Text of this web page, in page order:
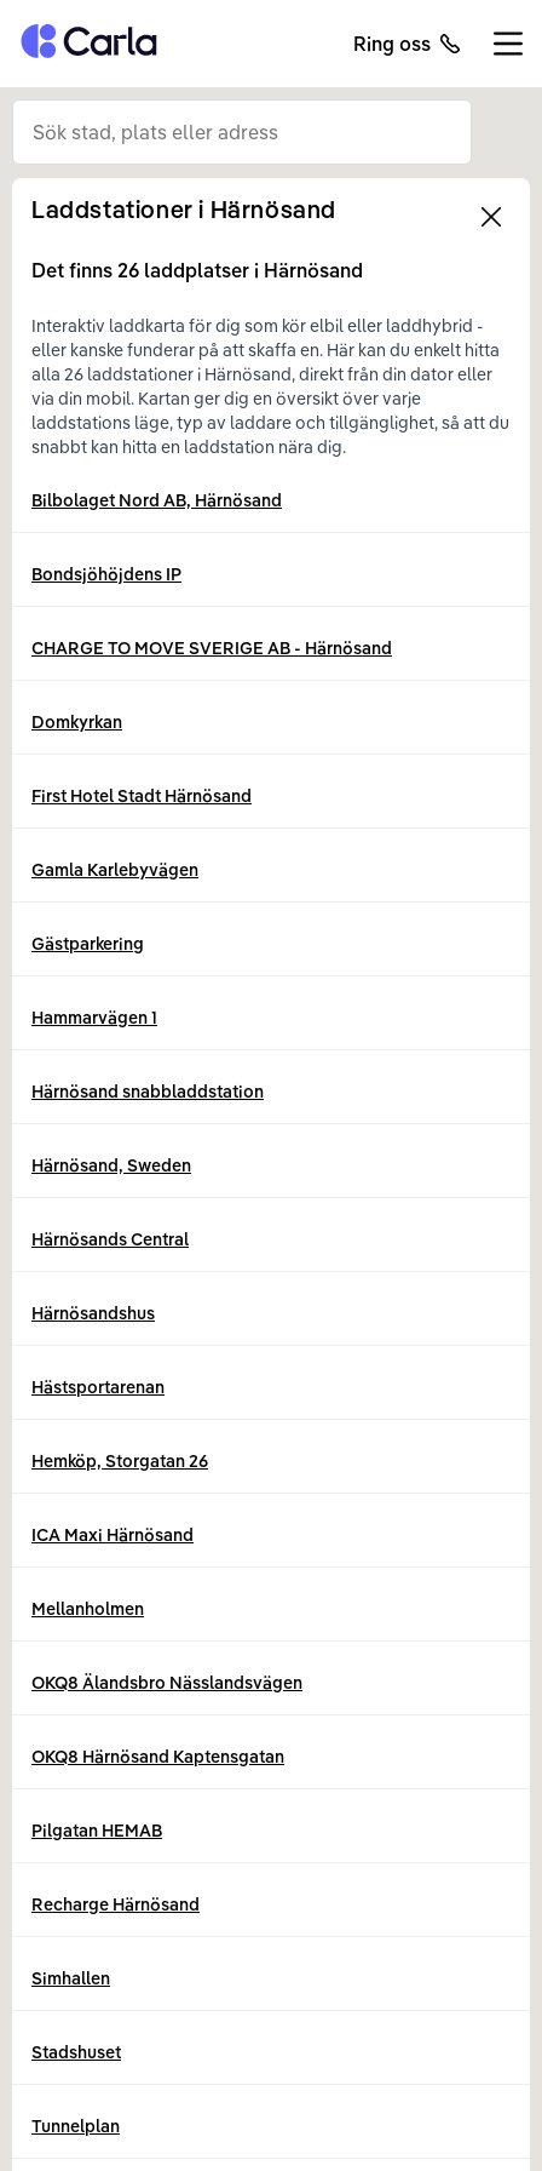
Tillbaka till startsidan Ring oss
Left
Laddstationer i Härnösand
Det finns 26 laddplatser i Härnösand
Interaktiv laddkarta för dig som kör elbil eller laddhybrid -
eller kanske funderar på att skaffa en. Här kan du enkelt hitta
alla 26 laddstationer i Härnösand, direkt från din dator eller
via din mobil. Kartan ger dig en översikt över varje
laddstations läge, typ av laddare och tillgänglighet, så att du
snabbt kan hitta en laddstation nära dig.
Bilbolaget Nord AB, Härnösand
Bondsjöhöjdens IP
CHARGE TO MOVE SVERIGE AB - Härnösand
Domkyrkan
First Hotel Stadt Härnösand
Gamla Karlebyvägen
Gästparkering
Hammarvägen 1
Härnösand snabbladdstation
Härnösand, Sweden
Härnösands Central
Härnösandshus
Hästsportarenan
Hemköp, Storgatan 26
ICA Maxi Härnösand
Mellanholmen
OKQ8 Älandsbro Nässlandsvägen
OKQ8 Härnösand Kaptensgatan
Pilgatan HEMAB
Recharge Härnösand
Simhallen
Stadshuset
Tunnelplan